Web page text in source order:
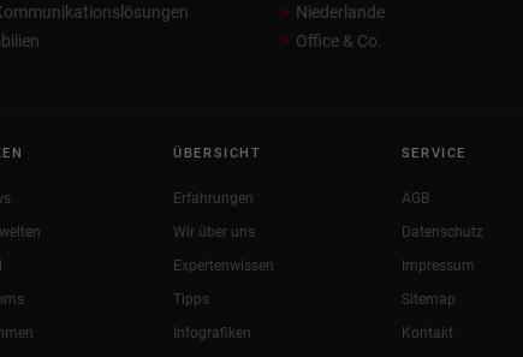
Niederlande
Office & Co.
ÜBERSICHT
Erfahrungen
Wir über uns
Expertenwissen
Tipps
Infografiken
SERVICE
AGB
Datenschutz
Impressum
Sitemap
Kontakt